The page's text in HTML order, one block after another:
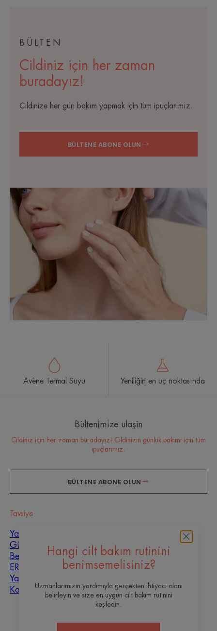
BÜLTEN
Cildiniz için her zaman
buradayız!
Cildinize her gün bakım yapmak için tüm ipuçlarımız.
BÜLTENE ABONE OLUN
Hangi cilt bakım rutinini
benimsemelisiniz?
Uzmanlarımızın yardımıyla gerçekten ihtiyacı olanı
belirleyin ve size en uygun cilt bakım rutinini
keşfedin.
Avène Termal Suyu Yeniliğin en uç noktasında
Bülteni̇mi̇ze ulaşin
Cildiniz için her zaman buradayız! Cildinizin günlük bakımı için tüm
ipuçlarımız.
BÜLTENE ABONE OLUN
Tavsiye
Yara iyileşmesi
Güneş
Bebek
ERKEK
Yağlı, kusurlu cilt
Karma cilt